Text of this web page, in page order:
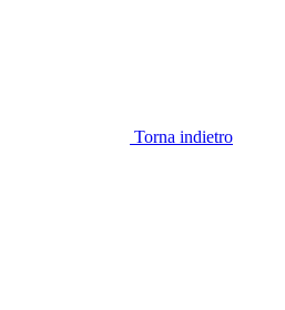
Torna indietro